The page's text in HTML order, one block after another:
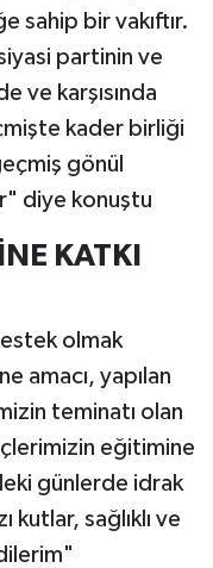
sahip bir vakıftır.
partinin ve
ve karşısında
kader birliği
gönül
diye konuştu
KATKI
olmak
amacı, yapılan
teminatı olan
eğitimine
günlerde idrak
kutlar, sağlıklı ve